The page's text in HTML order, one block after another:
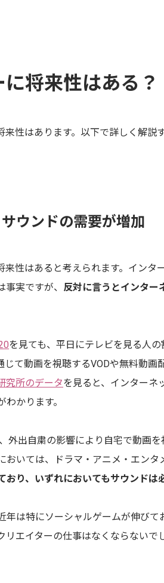
将来性はある？
性はあります。以下で詳しく解説
ウンドの需要が増加
性はあると考えられます。インタ
実ですが、 反対に言うとインター
を見ても、平日にテレビを見る人
て動画を視聴するVODや無料動画
究所のデータを見ると、インターネ
かります。
外出自粛の影響により自宅で動画
おいては、ドラマ・アニメ・エンタ
おり、いずれにおいてもサウンドは
年は特にソーシャルゲームが伸びて
エイターの仕事はなくならないで